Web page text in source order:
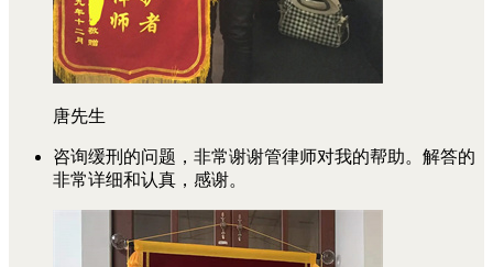
唐先生
咨询缓刑的问题，非常谢谢管律师对我的帮助。解答的
非常详细和认真，感谢。